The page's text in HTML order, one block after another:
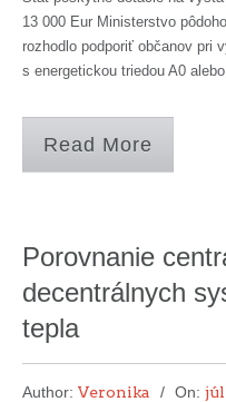
13 000 Eur Ministerstvo
rozhodlo podporiť občanov pri
s energetickou triedou A0
Read More
Porovnanie
decentrálnych
tepla
Author: Veronika On: júl